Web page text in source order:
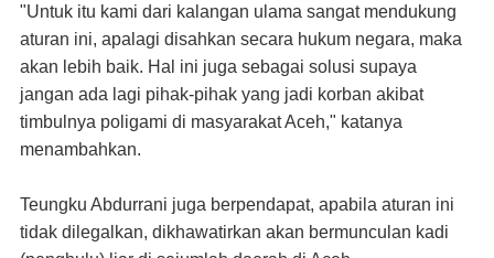
"Untuk itu kami dari kalangan ulama sangat mendukung
aturan ini, apalagi disahkan secara hukum negara, maka
akan lebih baik. Hal ini juga sebagai solusi supaya
jangan ada lagi pihak-pihak yang jadi korban akibat
timbulnya poligami di masyarakat Aceh," katanya
menambahkan.
Teungku Abdurrani juga berpendapat, apabila aturan ini
tidak dilegalkan, dikhawatirkan akan bermunculan kadi